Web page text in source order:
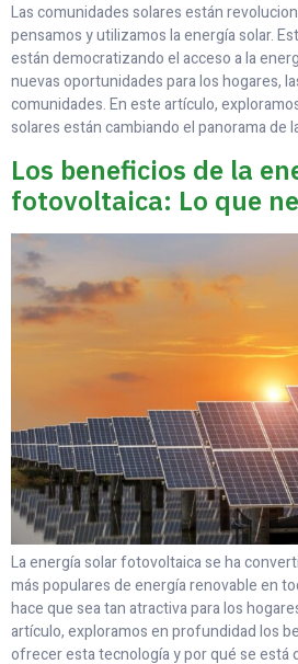
Las comunidades solares están
pensamos y utilizamos la energía solar.
están democratizando el acceso a la
nuevas oportunidades para los hogares,
comunidades. En este artículo,
solares están cambiando el panorama de
Los beneficios de la
fotovoltaica: Lo que
La energía solar fotovoltaica se ha
más populares de energía renovable en
hace que sea tan atractiva para los
artículo, exploramos en profundidad los
ofrecer esta tecnología y por qué se está